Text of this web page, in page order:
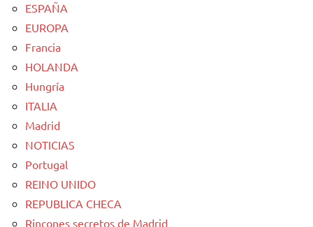
ESPAÑA
EUROPA
Francia
HOLANDA
Hungría
ITALIA
Madrid
NOTICIAS
Portugal
REINO UNIDO
REPUBLICA CHECA
Rincones secretos de Madrid